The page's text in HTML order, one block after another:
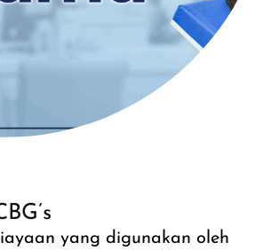
yang digunakan oleh